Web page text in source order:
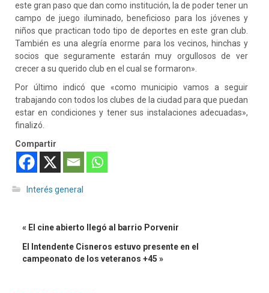
este gran paso que dan como institución, la de poder tener un
campo de juego iluminado, beneficioso para los jóvenes y
niños que practican todotipo de deportes en este gran club.
También es una alegría enorme para los vecinos, hinchas y
socios que seguramente estarán muy orgullosos de ver
crecer a su querido club en el cual se formaron».
Por último indicó que «como municipio vamos a seguir
trabajando con todos los clubes de la ciudad para que puedan
estar en condiciones y tener sus instalaciones adecuadas»,
finalizó.
Compartir
Interés general
« El cine abierto llegó al barrio Porvenir
El Intendente Cisneros estuvo presente en el
campeonato de los veteranos +45 »